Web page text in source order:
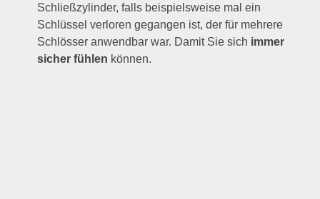
Schließzylinder, falls beispielsweise mal ein
Schlüssel verloren gegangen ist, der für mehrere
Schlösser anwendbar war. Damit Sie sich immer
sicher fühlen können.